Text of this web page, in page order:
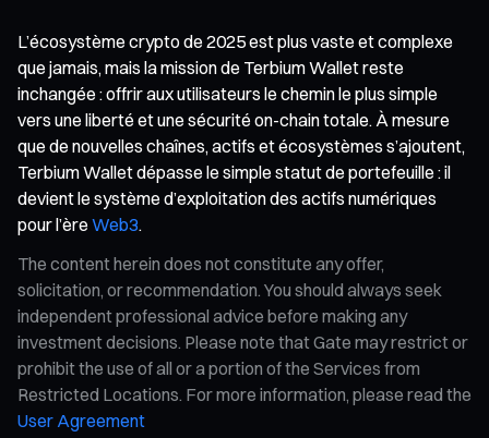
L’écosystème crypto de 2025 est plus vaste et complexe
que jamais, mais la mission de Terbium Wallet reste
inchangée : offrir aux utilisateurs le chemin le plus simple
vers une liberté et une sécurité on-chain totale. À mesure
que de nouvelles chaînes, actifs et écosystèmes s’ajoutent,
Terbium Wallet dépasse le simple statut de portefeuille : il
devient le système d’exploitation des actifs numériques
pour l’ère Web3.
The content herein does not constitute any offer,
solicitation, or recommendation. You should always seek
independent professional advice before making any
investment decisions. Please note that Gate may restrict or
prohibit the use of all or a portion of the Services from
Restricted Locations. For more information, please read the
User Agreement